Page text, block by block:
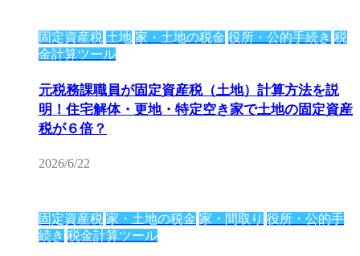
固定資産税 土地 家・土地の税金 役所・公的手続き 税
金計算ツール
元税務課職員が固定資産税（土地）計算方法を説
明！住宅解体・更地・特定空き家で土地の固定資産
税が６倍？
2026/6/22
固定資産税 家・土地の税金 家・間取り 役所・公的手
続き 税金計算ツール